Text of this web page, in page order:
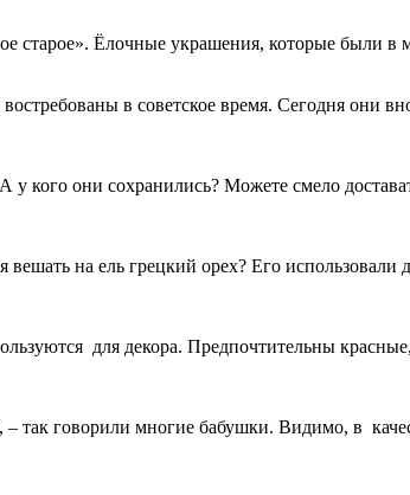
старое». Ёлочные украшения, которые были
в советское время. Сегодня они
кого они сохранились? Можете смело
на ель грецкий орех? Его
для декора. Предпочтительны
– так говорили многие бабушки. Видимо, в